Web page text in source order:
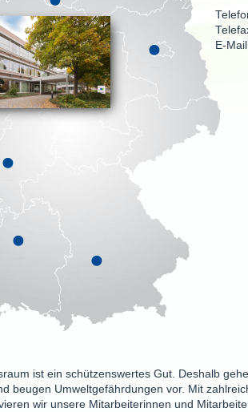
E-
ist ein schützens­wertes Gut. Deshalb
beugen Umwelt­ge­fähr­dungen vor. Mit
wir unsere Mitarbei­te­rinnen und